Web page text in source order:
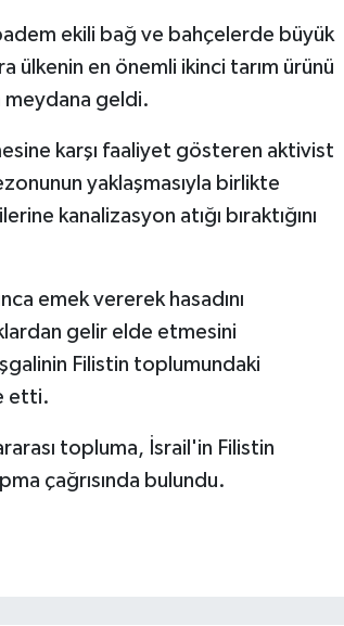
ekili bağ ve bahçelerde büyük
ülkenin en önemli ikinci tarım ürünü
meydana geldi.
karşı faaliyet gösteren aktivist
yaklaşmasıyla birlikte
kanalizasyon atığı bıraktığını
emek vererek hasadını
gelir elde etmesini
Filistin toplumundaki
etti.
topluma, İsrail'in Filistin
çağrısında bulundu.